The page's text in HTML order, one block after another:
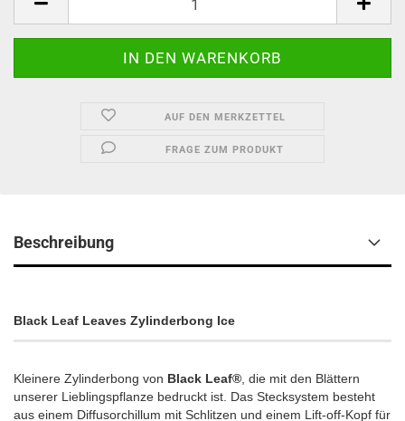
AUF DEN MERKZETTEL
FRAGE ZUM PRODUKT
Beschreibung
Black Leaf Leaves Zylinderbong Ice
Kleinere Zylinderbong von Black Leaf® , die mit den Blättern
unserer Lieblingspflanze bedruckt ist. Das Stecksystem besteht
aus einem Diffusorchillum mit Schlitzen und einem Lift-off-Kopf für